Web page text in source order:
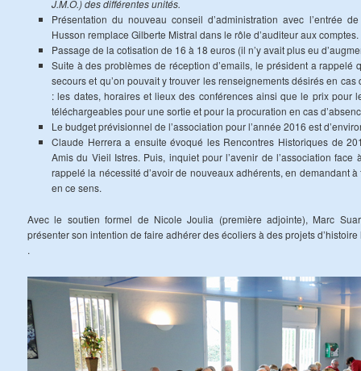
J.M.O.) des différentes unités.
Présentation du nouveau conseil d’administration avec l’entrée
Husson remplace Gilberte Mistral dans le rôle d’auditeur aux comptes.
Passage de la cotisation de 16 à 18 euros (il n’y avait plus eu
Suite à des problèmes de réception d’emails, le président a rappelé
secours et qu’on pouvait y trouver les renseignements désirés en
: les dates, horaires et lieux des conférences ainsi que le prix pour
téléchargeables pour une sortie et pour la procuration en cas
Le budget prévisionnel de l’association pour l’année 2016 est
Claude Herrera a ensuite évoqué les Rencontres Historiques de
Amis du Vieil Istres. Puis, inquiet pour l’avenir de l’association
rappelé la nécessité d’avoir de nouveaux adhérents, en demandant
en ce sens.
Avec le soutien formel de Nicole Joulia (première adjointe), Marc
présenter son intention de faire adhérer des écoliers à des projets d’histoire
.